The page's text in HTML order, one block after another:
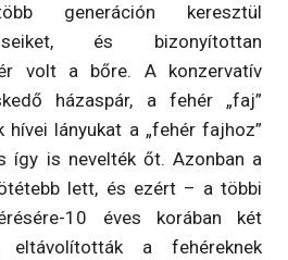
generáción keresztül
és bizonyítottan
volt a bőre. A konzervatív
házaspár, a fehér „faj”
hívei lányukat a „fehér fajhoz”
így is nevelték őt. Azonban a
lett, és ezért – a többi
10 éves korában két
eltávolították a fehéreknek